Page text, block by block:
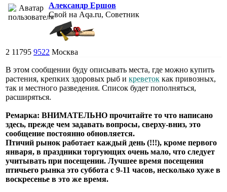
Александр Ершов
Свой на Aqa.ru, Советник
2 11795 9522 Москва
В этом сообщении буду описывать места, где можно купить
растения, крепких здоровых рыб и креветок как привозных,
так и местного разведения. Список будет пополняться,
расширяться.
Ремарка: ВНИМАТЕЛЬНО прочитайте то что написано
здесь, прежде чем задавать вопросы, сверху-вниз, это
сообщение постоянно обновляется.
Птичий рынок работает каждый день (!!!), кроме первого
января, в праздники торгующих очень мало, что следует
учитывать при посещении. Лучшее время посещения
птичьего рынка это суббота с 9-11 часов, несколько хуже в
воскресенье в это же время.